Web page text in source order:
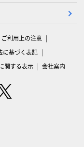
ご利用上の注意
に基づく表記
関する表示 会社案内